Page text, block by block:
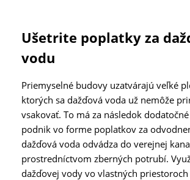
Ušetrite poplatky za
vodu
Priemyselné budovy uzatvárajú veľké
ktorých sa dažďová voda už nemôže
vsakovať. To má za následok
podnik vo forme poplatkov za
dažďová voda odvádza do verejnej
prostredníctvom zberných potrubí.
dažďovej vody vo vlastných